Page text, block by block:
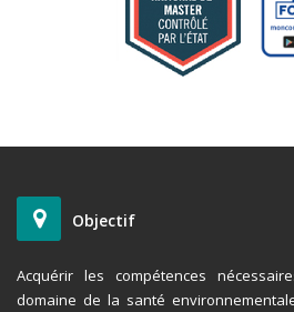
Objectif
Acquérir les compétences
domaine de la santé